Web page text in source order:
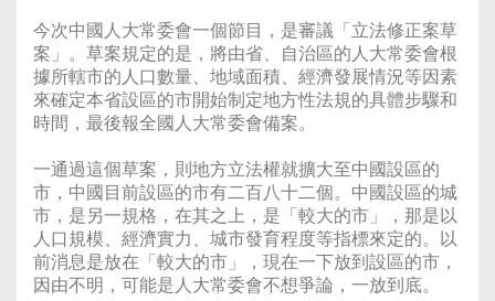
今次中國人大常委會一個節目，是審議「立法修正案草
案」。草案規定的是，將由省、自治區的人大常委會根
據所轄市的人口數量、地域面積、經濟發展情況等因素
來確定本省設區的市開始制定地方性法規的具體步驟和
時間，最後報全國人大常委會備案。
一通過這個草案，則地方立法權就擴大至中國設區的
市，中國目前設區的市有二百八十二個。中國設區的城
市，是另一規格，在其之上，是「較大的市」，那是以
人口規模、經濟實力、城市發育程度等指標來定的。以
前消息是放在「較大的市」，現在一下放到設區的市，
因由不明，可能是人大常委會不想爭論，一放到底。